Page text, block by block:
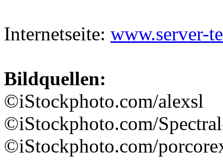
Internetseite: www.server-
Bildquellen:
©iStockphoto.com/alexsl
©iStockphoto.com/
©iStockphoto.com/